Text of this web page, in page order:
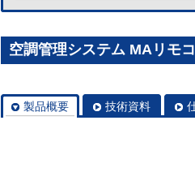
空調管理システム MAリモ
製品概要 技術資料